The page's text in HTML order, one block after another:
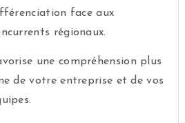
face aux
régionaux.
une compréhension plus
de votre entreprise et de vos